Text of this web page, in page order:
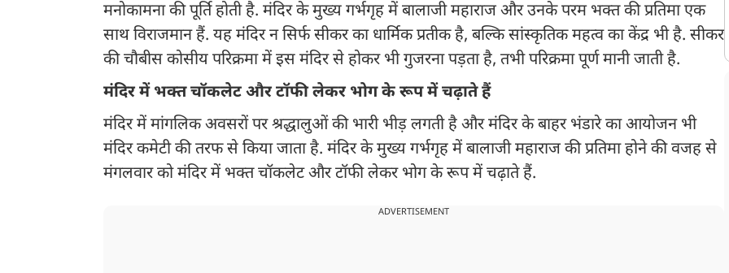
मनोकामना की पूर्ति होती है. मंदिर के मुख्य गर्भगृह में बालाजी महाराज और उनके परम भक्त की प्रतिमा एक
साथ विराजमान हैं. यह मंदिर न सिर्फ सीकर का धार्मिक प्रतीक है, बल्कि सांस्कृतिक महत्व का केंद्र भी है. सीकर
की चौबीस कोसीय परिक्रमा में इस मंदिर से होकर भी गुजरना पड़ता है, तभी परिक्रमा पूर्ण मानी जाती है.
मंदिर में भक्त चॉकलेट और टॉफी लेकर भोग के रूप में चढ़ाते हैं
मंदिर में मांगलिक अवसरों पर श्रद्धालुओं की भारी भीड़ लगती है और मंदिर के बाहर भंडारे का आयोजन भी
मंदिर कमेटी की तरफ से किया जाता है. मंदिर के मुख्य गर्भगृह में बालाजी महाराज की प्रतिमा होने की वजह से
मंगलवार को मंदिर में भक्त चॉकलेट और टॉफी लेकर भोग के रूप में चढ़ाते हैं.
ADVERTISEMENT